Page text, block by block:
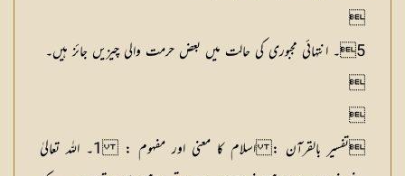

5۔ انتہائی مجبوری کی حالت میں بعض حرمت والی چیزیں جائز ہیں۔


تفسیر بالقرآن : اسلام کا معنی اور مفہوم :
1۔ اللہ تعالیٰ